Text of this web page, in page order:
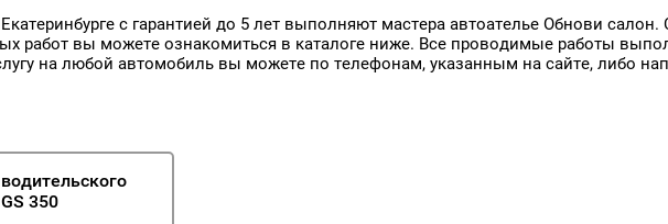
с гарантией до 5 лет выполняют мастера автоателье Обнови
работ вы можете ознакомиться в каталоге ниже. Все проводимые работы
на любой автомобиль вы можете по телефонам, указанным на сайте, либо
350